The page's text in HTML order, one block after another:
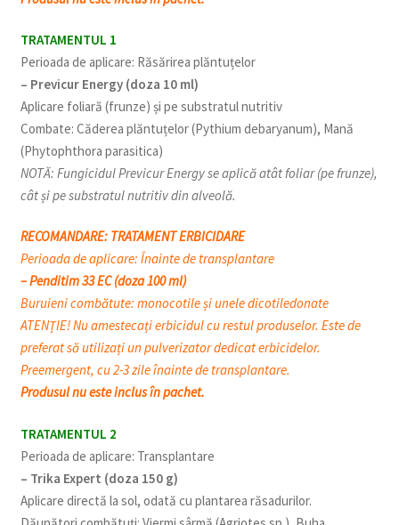
TRATAMENTUL 1
Perioada de aplicare: Răsărirea plăntuțelor
– Previcur Energy (doza 10 ml)
Aplicare foliară (frunze) și pe substratul nutritiv
Combate: Căderea plăntuțelor (Pythium debaryanum), Mană
(Phytophthora parasitica)
NOTĂ: Fungicidul Previcur Energy se aplică atât foliar (pe frunze),
cât și pe substratul nutritiv din alveolă.
RECOMANDARE: TRATAMENT ERBICIDARE
Perioada de aplicare: Înainte de transplantare
– Penditim 33 EC (doza 100 ml)
Buruieni combătute: monocotile și unele dicotiledonate
ATENȚIE! Nu amestecați erbicidul cu restul produselor. Este de
preferat să utilizați un pulverizator dedicat erbicidelor.
Preemergent, cu 2-3 zile înainte de transplantare.
Produsul nu este inclus în pachet.
TRATAMENTUL 2
Perioada de aplicare: Transplantare
– Trika Expert (doza 150 g)
Aplicare directă la sol, odată cu plantarea răsadurilor.